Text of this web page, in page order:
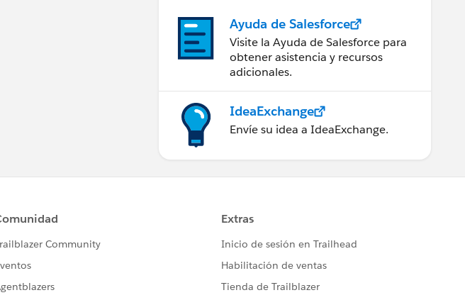
Ayuda de Salesforce
Visite la Ayuda de Salesforce para
obtener asistencia y recursos
adicionales.
IdeaExchange
Envíe su idea a IdeaExchange.